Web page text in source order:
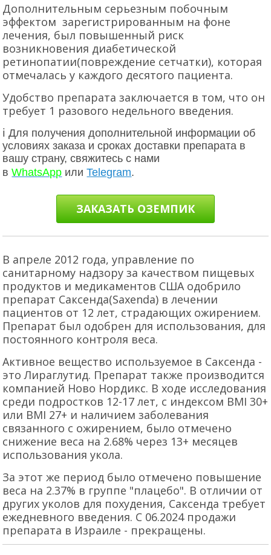
Дополнительным серьезным побочным
эффектом зарегистрированным на фоне
лечения, был повышенный риск
возникновения диабетической
ретинопатии(повреждение сетчатки), которая
отмечалась у каждого десятого пациента.
Удобство препарата заключается в том, что он
требует 1 разового недельного введения.
ℹ Для получения дополнительной информации об
условиях заказа и сроках доставки препарата в
вашу страну, свяжитесь с нами
вWhatsApp илиTelegram.
ЗАКАЗАТЬ ОЗЕМПИК
В апреле 2012 года, управление по
санитарному надзору за качеством пищевых
продуктов и медикаментов США одобрило
препарат Саксенда(Saxenda) в лечении
пациентов от 12 лет, страдающих ожирением.
Препарат был одобрен для использования, для
постоянного контроля веса.
Активное вещество используемое в Саксенда -
это Лираглутид. Препарат также производится
компанией Ново Нордикс. В ходе исследования
среди подростков 12-17 лет, с индексом BMI 30+
или BMI 27+ и наличием заболевания
связанного с ожирением, было отмечено
снижение веса на 2.68% через 13+ месяцев
использования укола.
За этот же период было отмечено повышение
веса на 2.37% в группе "плацебо". В отличии от
других уколов для похудения, Саксенда требует
ежедневного введения. С 06.2024 продажи
препарата в Израиле - прекращены.